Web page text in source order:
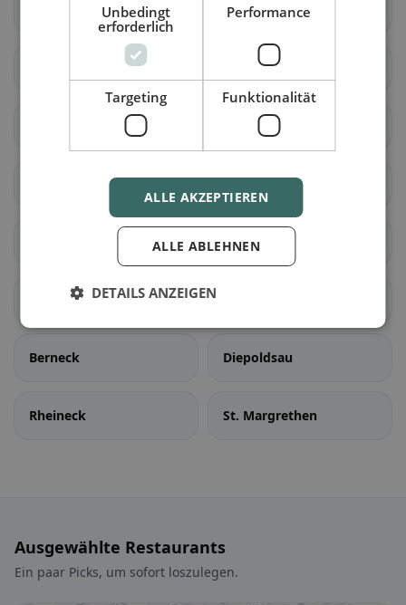
Berg (SG)
Goldach
Rorschach
Rorschacherberg Steinach
Untereggen
Au (SG)
Berneck Diepoldsau
Rheineck St. Margrethen
Ausgewählte Restaurants
Ein paar Picks, um sofort loszulegen.
Unbedingt
erforderlich
Performance
Targeting Funktionalität
ALLE AKZEPTIEREN
ALLE ABLEHNEN
DETAILS ANZEIGEN